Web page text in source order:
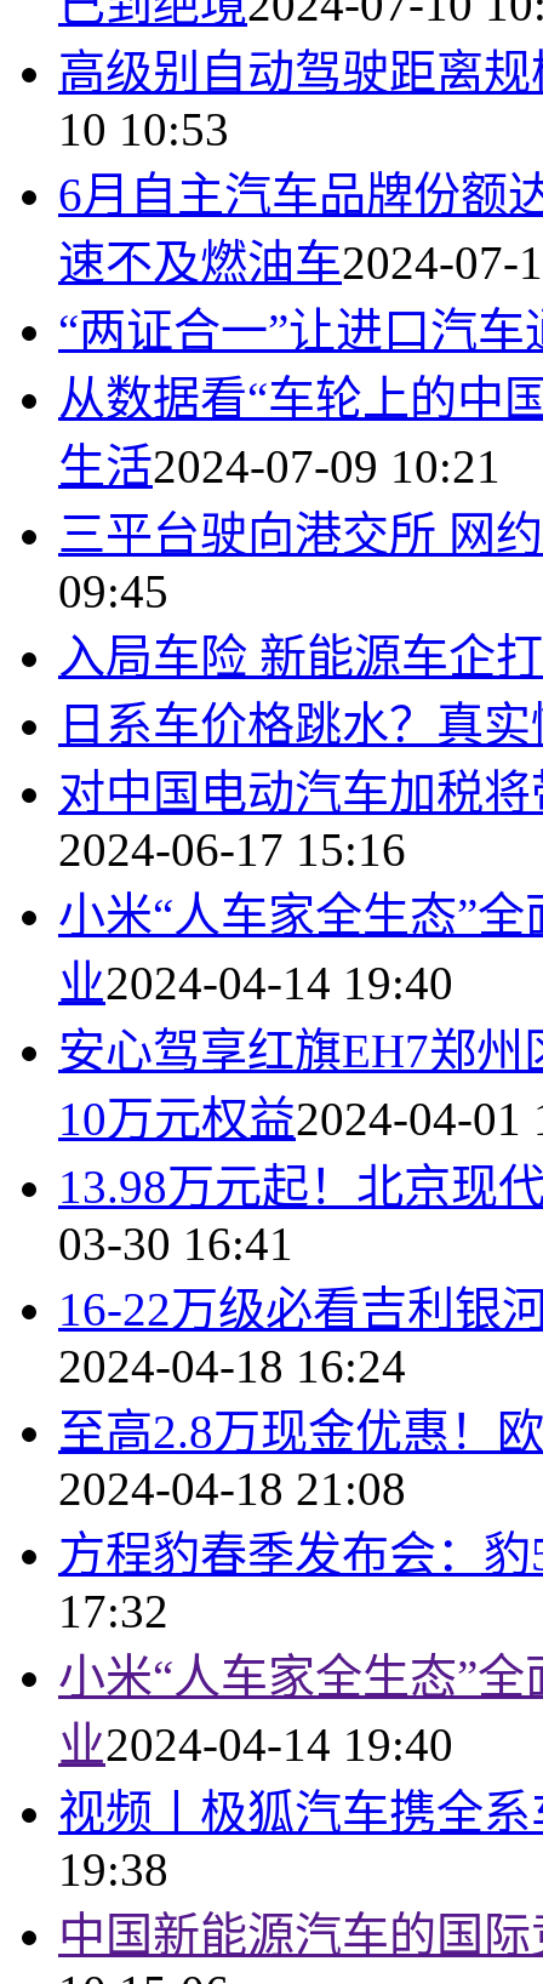
高级别自动驾驶距离
10 10:53
6月自主汽车品牌份额
速不及燃油车2024-07-
“两证合一”让进口汽
从数据看“车轮上的中
生活2024-07-09 10:21
三平台驶向港交所 网
09:45
入局车险 新能源车企
日系车价格跳水？真
对中国电动汽车加税
2024-06-17 15:16
小米“人车家全生态”
业2024-04-14 19:40
安心驾享红旗EH7郑
10万元权益2024-04-01
13.98万元起！北京现
03-30 16:41
16-22万级必看吉利银
2024-04-18 16:24
至高2.8万现金优惠！
2024-04-18 21:08
方程豹春季发布会：
17:32
小米“人车家全生态”
业2024-04-14 19:40
视频丨极狐汽车携全
19:38
中国新能源汽车的国